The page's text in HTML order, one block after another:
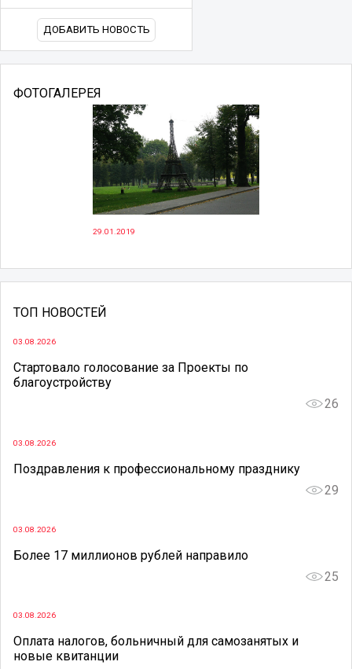
ДОБАВИТЬ НОВОСТЬ
ФОТОГАЛЕРЕЯ
29.01.2019
ТОП НОВОСТЕЙ
03.08.2026
Стартовало голосование за Проекты по
благоустройству
26
03.08.2026
Поздравления к профессиональному празднику
29
03.08.2026
Более 17 миллионов рублей направило
25
03.08.2026
Оплата налогов, больничный для самозанятых и
новые квитанции